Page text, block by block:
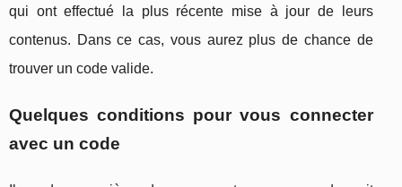
qui ont effectué la plus récente mise à jour de leurs
contenus. Dans ce cas, vous aurez plus de chance de
trouver un code valide.
Quelques conditions pour vous connecter
avec un code